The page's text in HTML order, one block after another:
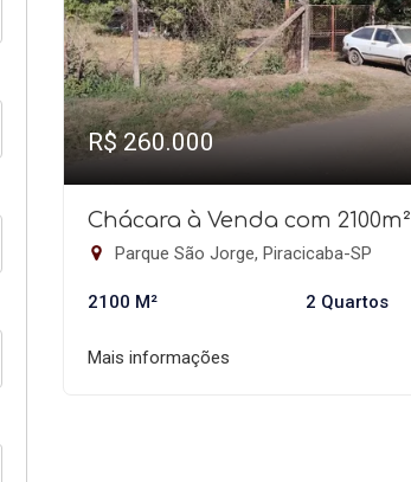
R$ 260.000
Chácara à Venda com 2100m²
Parque São Jorge, Piracicaba-SP
2100 M² 2 Quartos
Mais informações